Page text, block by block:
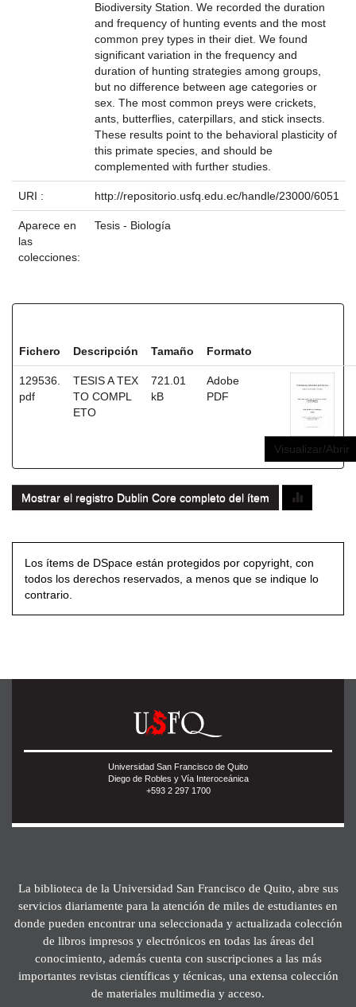
Biodiversity Station. We recorded the duration
and frequency of hunting events and the most
common prey types in their diet. We found
significant variation in the frequency and
duration of hunting strategies among groups,
but no difference between age categories or
sex. The most common preys were crickets,
ants, butterflies, caterpillars, and stick insects.
These results point to the behavioral plasticity of
this primate species, and should be
complemented with further studies.
URI : http://repositorio.usfq.edu.ec/handle/23000/6051
Aparece en
las
colecciones:
Tesis - Biología
Fichero Descripción Tamaño Formato
129536.
pdf
TESIS A TEX
TO COMPL
ETO
721.01
kB
Adobe
PDF
Visualizar/Abrir
Mostrar el registro Dublin Core completo del ítem
Los ítems de DSpace están protegidos por copyright, con
todos los derechos reservados, a menos que se indique lo
contrario.
Universidad San Francisco de Quito
Diego de Robles y Vía Interoceánica
+593 2 297 1700
La biblioteca de la Universidad San Francisco de Quito, abre sus
servicios diariamente para la atención de miles de estudiantes en
donde pueden encontrar una seleccionada y actualizada colección
de libros impresos y electrónicos en todas las áreas del
conocimiento, además cuenta con suscripciones a las más
importantes revistas científicas y técnicas, una extensa colección
de materiales multimedia y acceso.